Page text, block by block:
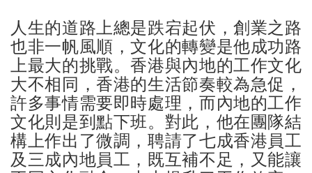
人生的道路上總是跌宕起伏，創業之路
也非一帆風順，文化的轉變是他成功路
上最大的挑戰。香港與內地的工作文化
大不相同，香港的生活節奏較為急促，
許多事情需要即時處理，而內地的工作
文化則是到點下班。對此，他在團隊結
構上作出了微調，聘請了七成香港員工
及三成內地員工，既互補不足，又能讓